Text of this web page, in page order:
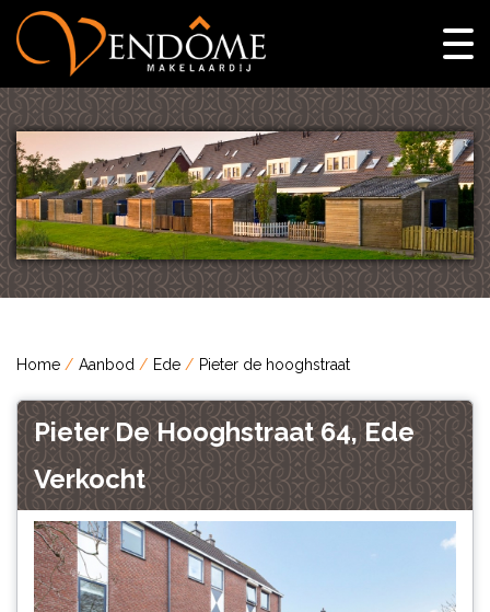
Home Aanbod Ede Pieter de hooghstraat
Pieter De Hooghstraat 64, Ede
Verkocht